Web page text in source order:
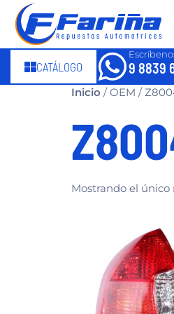
CATÁLOGO 9 8839
Inicio / OEM /
Mostrando el único